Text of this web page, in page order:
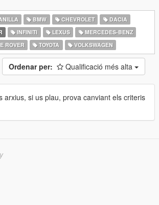
BMW CHEVROLET
DACIA
INFINITI LEXUS
MERCEDES-BENZ
ROVER TOYOTA VOLKSWAGEN
Ordenar per: Qualificació més alta
arxius, si us plau, prova canviant els criteris